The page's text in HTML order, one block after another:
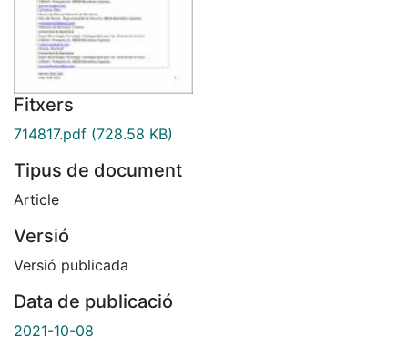
Fitxers
714817.pdf (728.58 KB)
Tipus de document
Article
Versió
Versió publicada
Data de publicació
2021-10-08